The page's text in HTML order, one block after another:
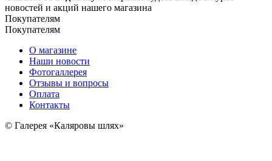
новостей и акций нашего магазина
Покупателям
Покупателям
О магазине
Наши новости
Фотогаллерея
Отзывы и вопросы
Оплата
Контакты
© Галерея «Каляровы шлях»